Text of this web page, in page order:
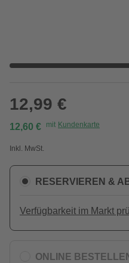
12,99 €
12,60 € mit Kundenkarte
Inkl. MwSt.
RESERVIEREN &
Verfügbarkeit im Markt
ONLINE